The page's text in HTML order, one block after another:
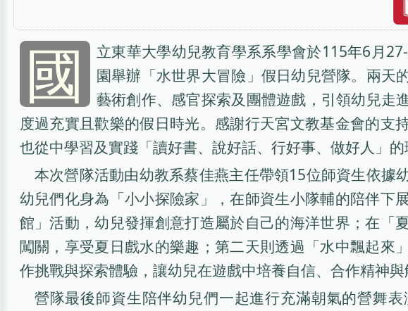
國
立東華大學幼兒教育學系系學會於115年6月
園舉辦「水世界大冒險」假日幼兒營隊。兩天
藝術創作、感官探索及團體遊戲，引領幼兒走
度過充實且歡樂的假日時光。感謝行天宮文教基金會的支
也從中學習及實踐「讀好書、說好話、行好事、做好人」的
本次營隊活動由幼教系蔡佳燕主任帶領15位師資生依據
幼兒們化身為「小小探險家」，在師資生小隊輔的陪伴下
館」活動，幼兒發揮創意打造屬於自己的海洋世界；在「
闖關，享受夏日戲水的樂趣；第二天則透過「水中飄起來
作挑戰與探索體驗，讓幼兒在遊戲中培養自信、合作精神
營隊最後師資生陪伴幼兒們一起進行充滿朝氣的營舞